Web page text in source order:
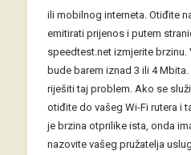
ili mobilnog interneta. Otiđite
emitirati prijenos i putem
speedtest.net izmjerite brzinu.
bude barem iznad 3 ili 4
riješiti taj problem. Ako se
otiđite do vašeg Wi-Fi rutera i
je brzina otprilike ista, onda
nazovite vašeg pružatelja